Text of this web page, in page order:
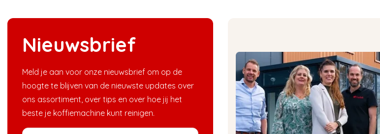
Nieuwsbrief
Meld je aan voor onze nieuwsbrief om op de
hoogte te blijven van de nieuwste updates over
ons assortiment, over tips en over hoe jij het
beste je koffiemachine kunt reinigen.